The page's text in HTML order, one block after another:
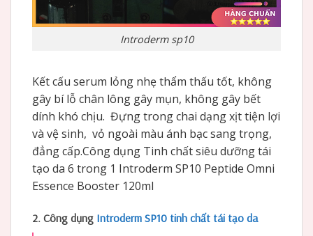
Introderm sp10
Kết cấu serum lỏng nhẹ thẩm thấu tốt, không
gây bí lỗ chân lông gây mụn, không gây bết
dính khó chịu. Đựng trong chai dạng xịt tiện lợi
và vệ sinh, vỏ ngoài màu ánh bạc sang trọng,
đẳng cấp.Công dụng Tinh chất siêu dưỡng tái
tạo da 6 trong 1 Introderm SP10 Peptide Omni
Essence Booster 120ml
2. Công dụng Introderm SP10 tinh chất tái tạo da